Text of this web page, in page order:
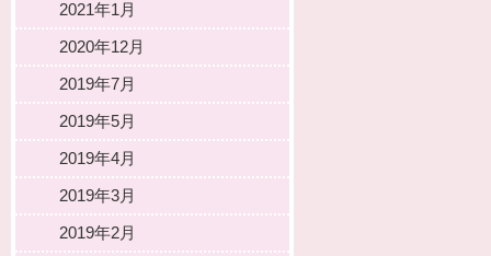
2021年1月
2020年12月
2019年7月
2019年5月
2019年4月
2019年3月
2019年2月